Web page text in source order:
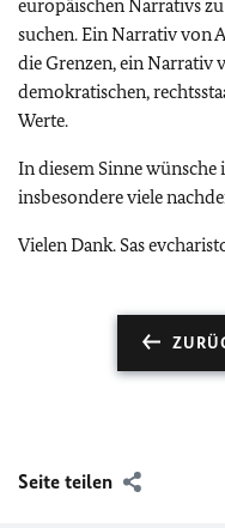
europäischen Narrativs
suchen. Ein Narrativ von
die Grenzen, ein Narrativ
demokratischen,
Werte.
In diesem Sinne
insbesondere viele
Vielen Dank. Sas
Seite teilen